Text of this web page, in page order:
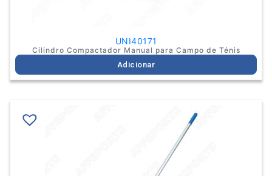
UNI40171
Cilindro Compactador Manual para Campo de Ténis
Adicionar